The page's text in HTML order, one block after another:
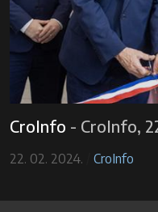
CroInfo - CroInfo,
22. 02. 2024. CroInfo